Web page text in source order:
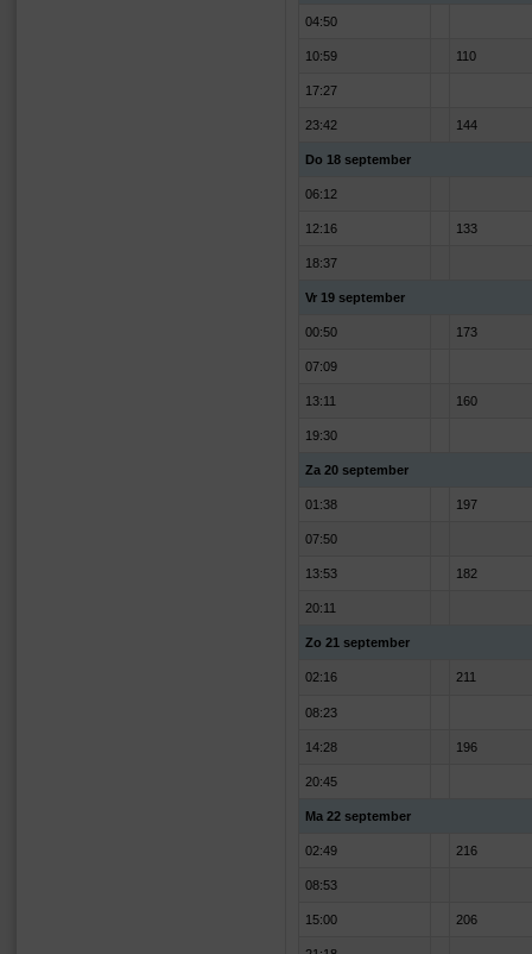
04:50
10:59 110
17:27
23:42 144
Do 18 september
06:12
12:16 133
18:37
Vr 19 september
00:50 173
07:09
13:11 160
19:30
Za 20 september
01:38 197
07:50
13:53 182
20:11
Zo 21 september
02:16 211
08:23
14:28 196
20:45
Ma 22 september
02:49 216
08:53
15:00 206